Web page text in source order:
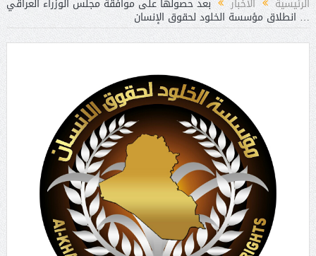
… انطلاق مؤسسة الخلود لحقوق الإنسان